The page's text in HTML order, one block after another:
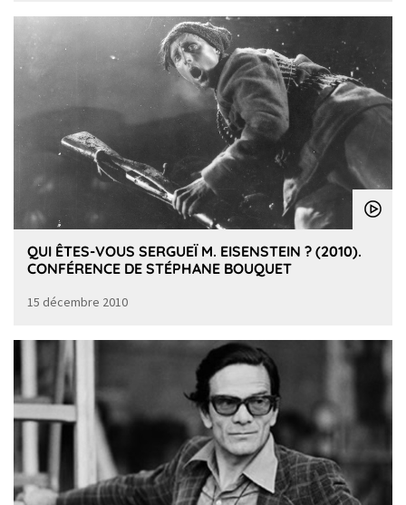
QUI ÊTES-VOUS SERGUEÏ M. EISENSTEIN ? (2010).
CONFÉRENCE DE STÉPHANE BOUQUET
15 décembre 2010